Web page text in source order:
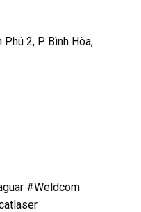
2, P. Bình Hòa,
#Weldcom